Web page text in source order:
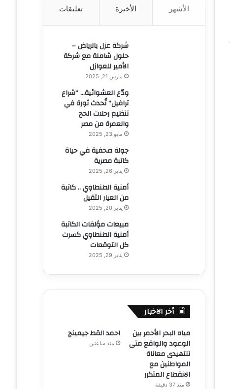
الأشهر الأخيرة تعليقات
شركة عزل بالرياض –
حلول شاملة مع شركة
الأمير للعوازل
مارس 21, 2025
ودّع العشوائية… “شراع
ترافيل” تُحدث ثورة في
تنظيم رحلات الحج
والعمرة من مصر
مايو 23, 2025
جولة صحفية في حياة
كاتبة مصرية
يناير 26, 2025
أمنية الطنطاوي .. كاتبة
من العيار الثقيل
يناير 20, 2025
مبيعات مؤلفات الكاتبة
أمنية الطنطاوي كسرت
كل التوقعات
يناير 29, 2025
أخر الاخبار
مياه البحر الأحمر بين
الوعود والواقع متى
تنتهيدى معاناة
المواطنين مع
الانقطاع المتكرر
منذ 37 دقيقة
احمد القط جيمينج
منذ ساعتين